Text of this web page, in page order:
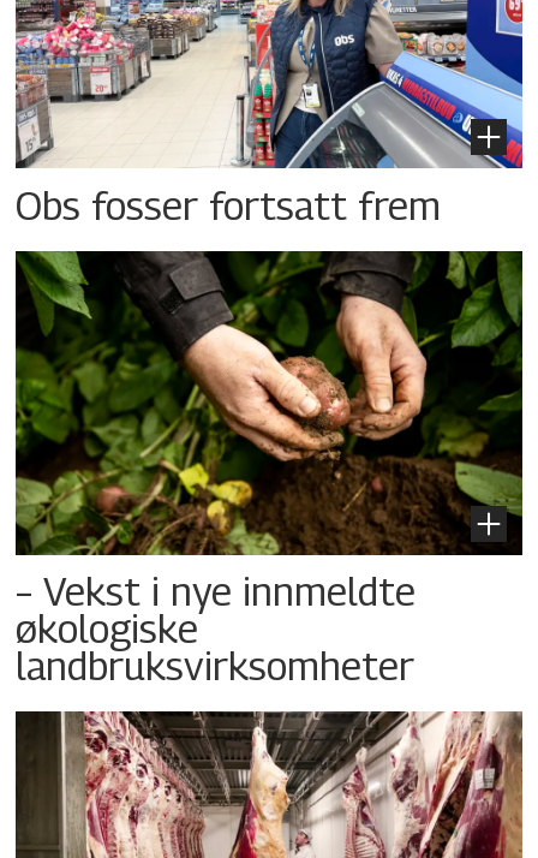
Obs fosser fortsatt frem
– Vekst i nye innmeldte
økologiske
landbruksvirksomheter